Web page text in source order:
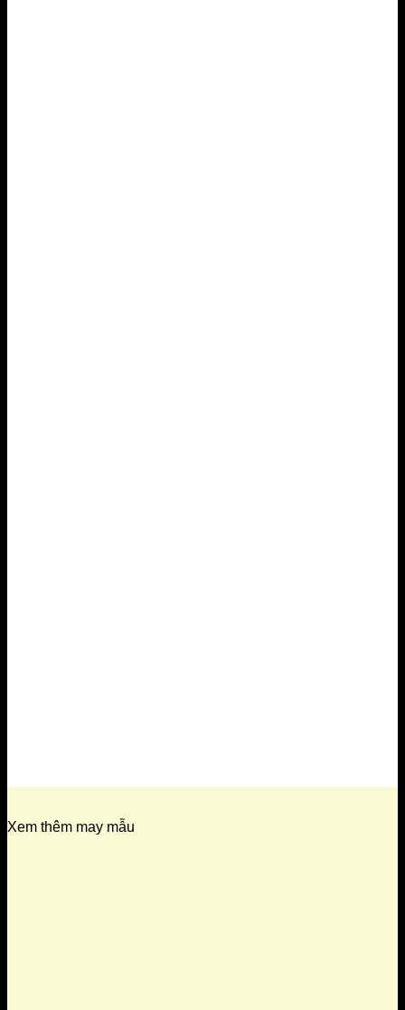
Xem thêm may mẫu